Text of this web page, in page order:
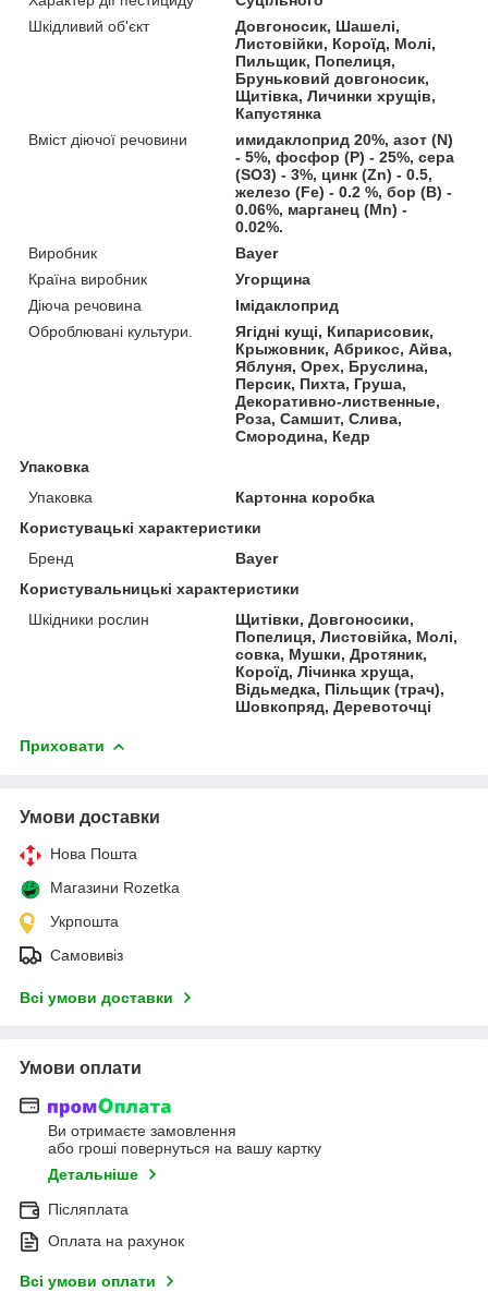
Шкідливий об'єкт
Довгоносик, Шашелі,
Листовійки, Короїд, Молі,
Пильщик, Попелиця,
Бруньковий довгоносик,
Щитівка, Личинки хрущів,
Капустянка
Вміст діючої речовини
имидаклоприд 20%, азот (N)
- 5%, фосфор (Р) - 25%, сера
(SO3) - 3%, цинк (Zn) - 0.5,
железо (Fe) - 0.2 %, бор (B) -
0.06%, марганец (Mn) -
0.02%.
Виробник
Bayer
Країна виробник
Угорщина
Діюча речовина
Імідаклоприд
Оброблювані культури.
Ягідні кущі, Кипарисовик,
Крыжовник, Абрикос, Айва,
Яблуня, Орех, Бруслина,
Персик, Пихта, Груша,
Декоративно-лиственные,
Роза, Самшит, Слива,
Смородина, Кедр
Упаковка
Упаковка
Картонна коробка
Користувацькi характеристики
Бренд
Bayer
Користувальницькі характеристики
Шкідники рослин
Щитівки, Довгоносики,
Попелиця, Листовійка, Молі,
совка, Мушки, Дротяник,
Короїд, Лічинка хруща,
Відьмедка, Пільщик (трач),
Шовкопряд, Деревоточці
Приховати
Умови доставки
Нова Пошта
Магазини Rozetka
Укрпошта
Самовивіз
Всі умови доставки
Умови оплати
Ви отримаєте замовлення
або гроші повернуться на вашу картку
Детальніше
Післяплата
Оплата на рахунок
Всі умови оплати